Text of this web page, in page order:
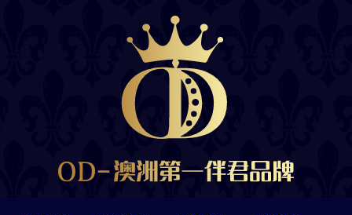
联系方式 招聘合作
布里斯班